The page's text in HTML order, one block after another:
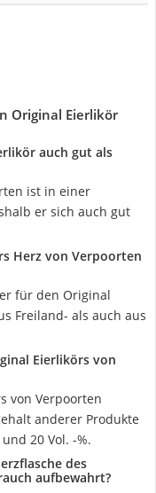
Original Eierlikör
auch gut als
ist in einer
er sich auch gut
Herz von Verpoorten
für den Original
Freiland- als auch aus
Eierlikörs von
von Verpoorten
anderer Produkte
20 Vol. -%.
des
aufbewahrt?